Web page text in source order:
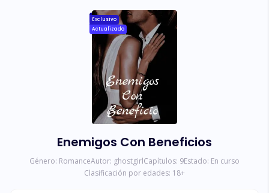
Exclusivo
Actualizado
Enemigos Con Beneficios
Género: RomanceAutor: ghostgirlCapítulos: 9Estado: En curso
Clasificación por edades: 18+